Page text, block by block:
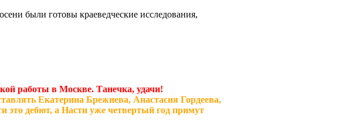
были готовы краеведческие исследования,
работы в Москве. Танечка, удачи!
Екатерина Брежнева, Анастасия Гордеева,
дебют, а Насти уже четвертый год примут